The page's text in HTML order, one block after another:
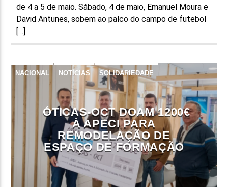
de 4 a 5 de maio. Sábado, 4 de maio, Emanuel Moura e
David Antunes, sobem ao palco do campo de futebol
[…]
NACIONAL NOTÍCIAS SOLIDARIEDADE
ÓTICAS-OCT DOAM 1200€
À APECI PARA
REMODELAÇÃO DE
ESPAÇO DE FORMAÇÃO